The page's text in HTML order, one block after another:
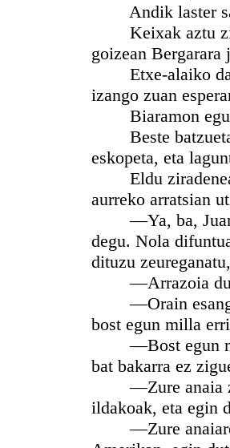
Andik laster
Keixak aztu
goizean Bergarara
Etxe-alaiko
izango zuan
Biaramon egun
Beste batzuetan
eskopeta, eta
Eldu
aurreko arratsian
—Ya, ba, Juane
degu. Nola
dituzu
—Arrazoia du,
—Orain esango
bost egun milla
—Bost egun
bat bakarra ez
—Zure anaia
ildakoak, eta egin
—Zure anaiaren